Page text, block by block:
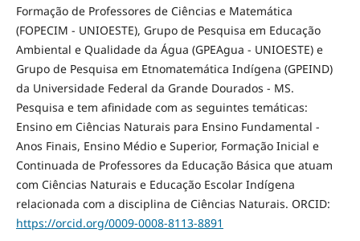
Formação de Professores de Ciências e Matemática
(FOPECIM - UNIOESTE), Grupo de Pesquisa em Educação
Ambiental e Qualidade da Água (GPEAgua - UNIOESTE) e
Grupo de Pesquisa em Etnomatemática Indígena (GPEIND)
da Universidade Federal da Grande Dourados - MS.
Pesquisa e tem afinidade com as seguintes temáticas:
Ensino em Ciências Naturais para Ensino Fundamental -
Anos Finais, Ensino Médio e Superior, Formação Inicial e
Continuada de Professores da Educação Básica que atuam
com Ciências Naturais e Educação Escolar Indígena
relacionada com a disciplina de Ciências Naturais. ORCID:
https://orcid.org/0009-0008-8113-8891